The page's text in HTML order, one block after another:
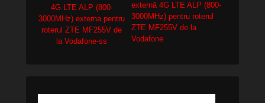
externă 4G LTE ALP (800-
3000MHz) pentru roterul
ZTE MF255V de la
Vodafone